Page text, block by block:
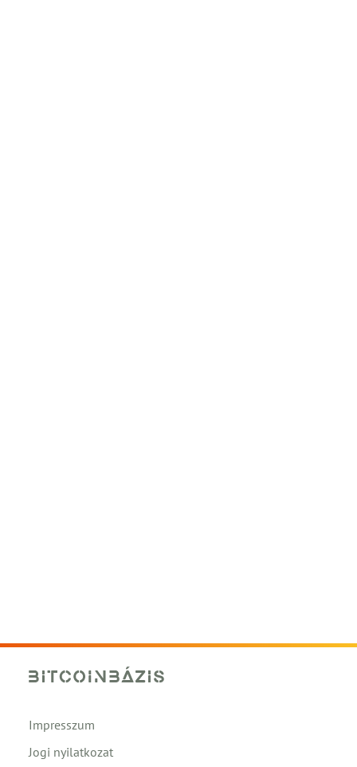
Impresszum
Jogi nyilatkozat